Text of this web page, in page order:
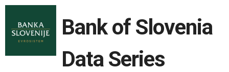
Bank of Slovenia
Data Series